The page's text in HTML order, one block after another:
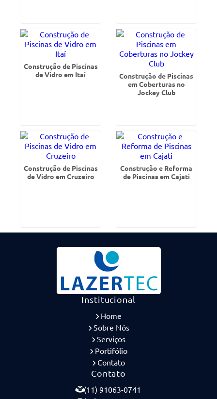
Construção de Piscinas
de Vidro em Itaí
Construção de Piscinas
em Coberturas no
Jockey Club
Construção de Piscinas
de Vidro em Cruzeiro
Construção e Reforma
de Piscinas em Cajati
Institucional
Home
Sobre Nós
Serviços
Portifólio
Contato
Contato
(11) 91063-0741